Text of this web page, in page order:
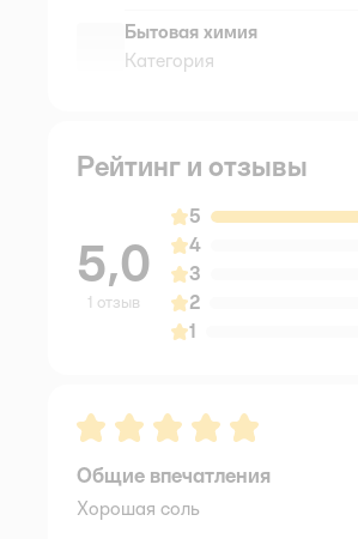
Бытовая химия
Категория
Рейтинг и отзывы
5,0
1 отзыв
5
4
3
2
1
Рейтинг:5
Общие впечатления
Хорошая соль